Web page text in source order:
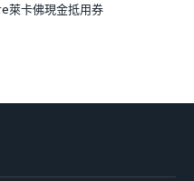
萊卡佛現金抵用券